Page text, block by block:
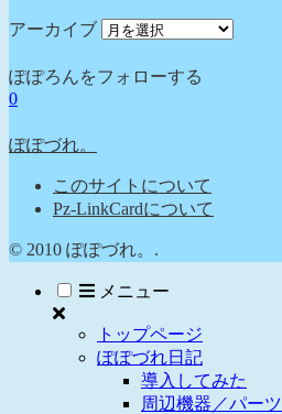
アーカイブ
ぽぽろんをフォローする
0
ぽぽづれ。
このサイトについて
Pz-LinkCardについて
© 2010 ぽぽづれ。.
メニュー
トップページ
ぽぽづれ日記
導入してみた
周辺機器／パーツ